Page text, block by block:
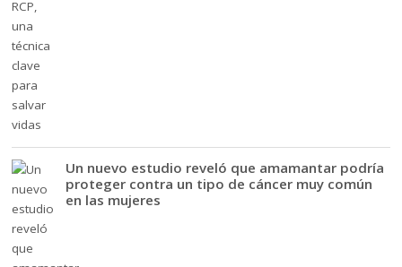
Un nuevo estudio reveló que amamantar podría
proteger contra un tipo de cáncer muy común
en las mujeres